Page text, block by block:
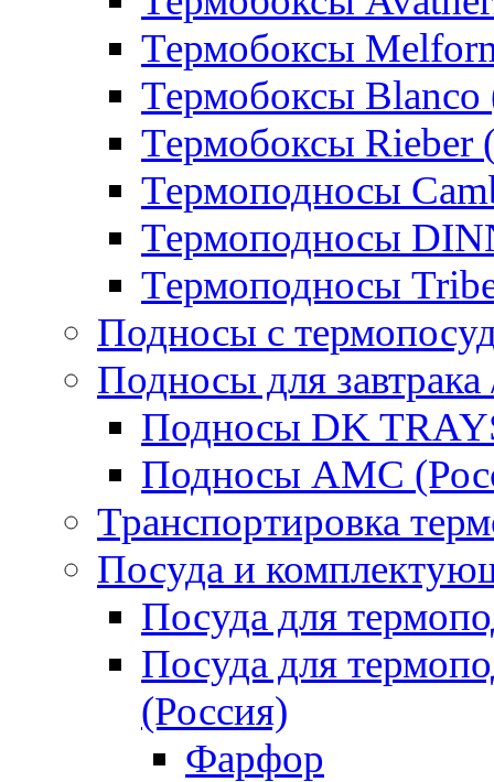
Термобоксы
Термобоксы Blanco
Термобоксы Rieber
Термоподносы
Термоподносы
Термоподносы
Подносы с
Подносы для завтрака
Подносы DK
Подносы AMC
Транспортировка
Посуда и
Посуда для
Посуда для
(Россия)
Фарфор